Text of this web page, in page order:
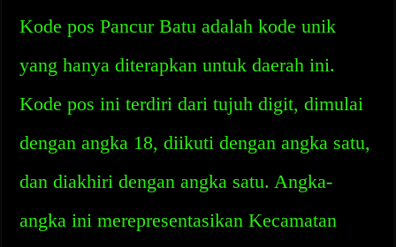
Kode pos Pancur Batu adalah kode unik
yang hanya diterapkan untuk daerah ini.
Kode pos ini terdiri dari tujuh digit, dimulai
dengan angka 18, diikuti dengan angka satu,
dan diakhiri dengan angka satu. Angka-
angka ini merepresentasikan Kecamatan